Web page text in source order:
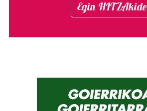
Egin HITZAkide